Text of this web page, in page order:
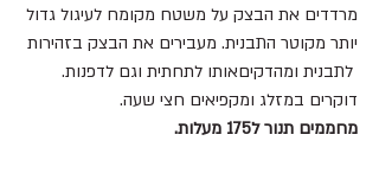
מרדדים את הבצק על משטח מקומח לעיגול גדול
יותר מקוטר התבנית. מעבירים את הבצק בזהירות
לתבנית ומהדקיםאותו לתחתית וגם לדפנות.
דוקרים במזלג ומקפיאים חצי שעה.
מחממים תנור ל175 מעלות.